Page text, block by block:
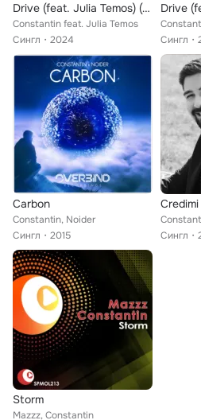
Drive (feat. Julia Temos) (Extended Mix)
Constantin feat. Julia Temos
Сингл
2024
Drive
Сингл
Carbon
Constantin, Noider
Сингл
2015
Credimi
Сингл
Storm
Mazzz, Constantin